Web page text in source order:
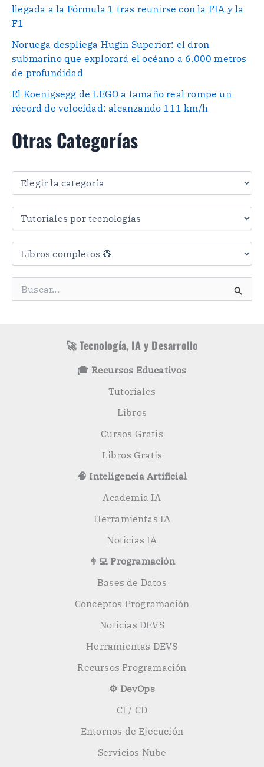
llegada a la Fórmula 1 tras reunirse con la FIA y la
F1
Noruega despliega Hugin Superior: el dron
submarino que explorará el océano a 6.000 metros
de profundidad
El Koenigsegg de LEGO a tamaño real rompe un
récord de velocidad: alcanzando 111 km/h
Otras Categorías
🚀 Tecnología, IA y Desarrollo
🎓 Recursos Educativos
Tutoriales
Libros
Cursos Gratis
Libros Gratis
🧠 Inteligencia Artificial
Academia IA
Herramientas IA
Noticias IA
👨‍💻 Programación
Bases de Datos
Conceptos Programación
Noticias DEVS
Herramientas DEVS
Recursos Programación
⚙️ DevOps
CI / CD
Entornos de Ejecución
Servicios Nube